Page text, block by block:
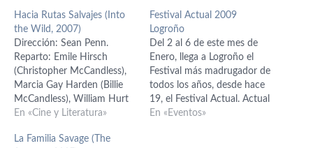
Hacia Rutas Salvajes (Into
the Wild, 2007)
Dirección: Sean Penn.
Reparto: Emile Hirsch
(Christopher McCandless),
Marcia Gay Harden (Billie
McCandless), William Hurt
(Walt McCandless), Jena
McCandless), Catherine
En «Cine y Literatura»
Festival Actual 2009
Logroño
Del 2 al 6 de este mes de
Enero, llega a Logroño el
Festival más madrugador de
todos los años, desde hace
19, el Festival Actual. Actual
es un festival cultural, que
En «Eventos»
La Familia Savage (The